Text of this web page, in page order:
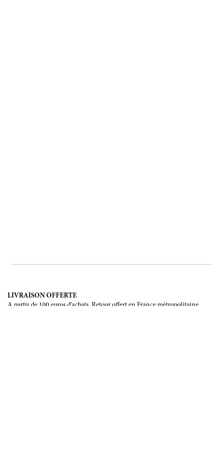
LIVRAISON OFFERTE
A partir de 100 euros d’achats. Retour offert en France métropolitaine,